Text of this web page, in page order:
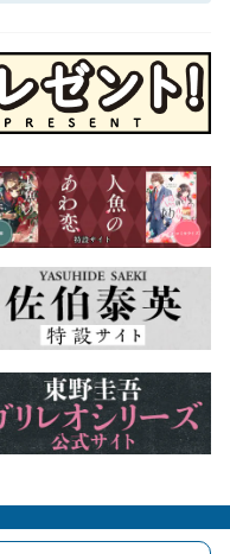
内 お問合せ